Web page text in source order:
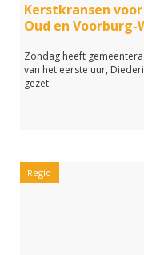
Kerstkransen
Oud en Voorburg-
Zondag heeft
van het eerste uur,
gezet.
Regio